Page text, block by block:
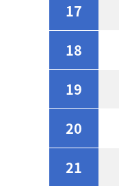
17
18
19
20
21